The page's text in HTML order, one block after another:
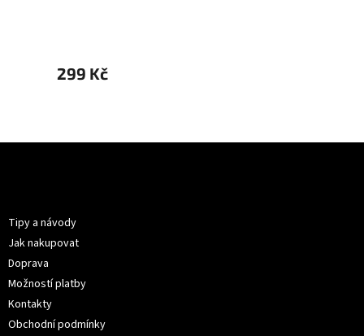
299 Kč
Tipy a návody
Jak nakupovat
Doprava
Možností platby
Kontakty
Obchodní podmínky